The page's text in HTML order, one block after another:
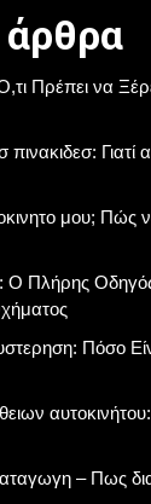
Πρέπει να
Γιατί
μου; Πώς
Ο Πλήρης
Πόσο
αυτοκινήτου:
– Πως